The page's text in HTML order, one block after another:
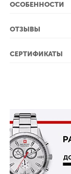
ОСОБЕННОСТИ
ОТЗЫВЫ
СЕРТИФИКАТЫ